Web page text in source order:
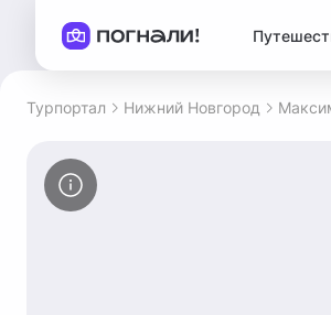
Турпортал Нижний Новгород